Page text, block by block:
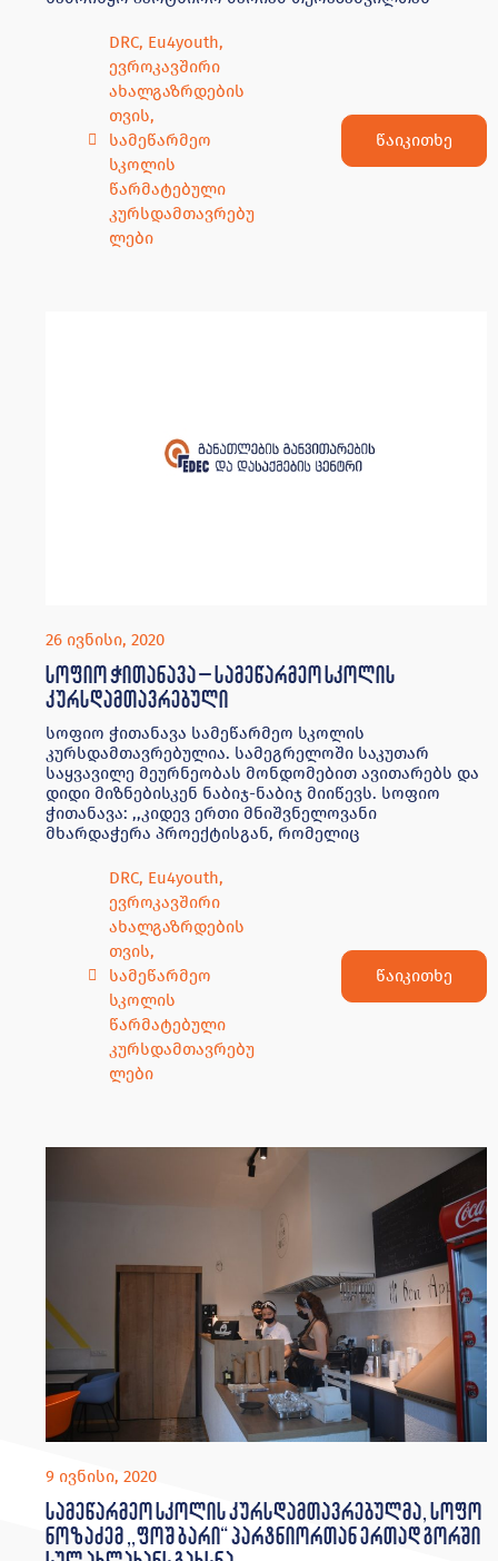
DRC, Eu4youth,
ევროკავშირი
ახალგაზრდების
თვის,
სამეწარმეო
სკოლის
წარმატებული
კურსდამთავრებუ
ლები
წაიკითხე
26 ივნისი, 2020
სოფიო ჭითანავა – სამეწარმეო სკოლის
კურსდამთავრებული
სოფიო ჭითანავა სამეწარმეო სკოლის
კურსდამთავრებულია. სამეგრელოში საკუთარ
საყვავილე მეურნეობას მონდომებით ავითარებს და
დიდი მიზნებისკენ ნაბიჯ-ნაბიჯ მიიწევს. სოფიო
ჭითანავა: ,,კიდევ ერთი მნიშვნელოვანი
მხარდაჭერა პროექტისგან, რომელიც
DRC, Eu4youth,
ევროკავშირი
ახალგაზრდების
თვის,
სამეწარმეო
სკოლის
წარმატებული
კურსდამთავრებუ
ლები
წაიკითხე
9 ივნისი, 2020
სამეწარმეო სკოლის კურსდამთავრებულმა, სოფო
ნოზაძემ ,,ფოშ ბარი“ პარტნიორთან ერთად გორში